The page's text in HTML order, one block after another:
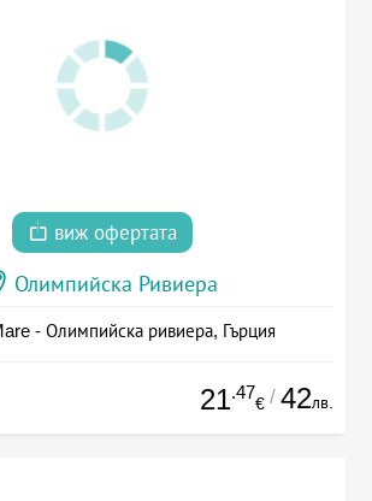
виж офертата
Олимпийска Ривиера
- Олимпийска ривиера, Гърция
21.47
€ / 42лв.